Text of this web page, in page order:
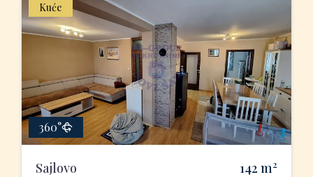
Kuće
360°
Sajlovo 142 m2